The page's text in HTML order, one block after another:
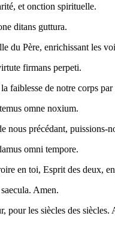
et onction spirituelle.
ditans guttura.
du Père, enrichissant les
firmans perpeti.
faiblesse de notre corps
omne noxium.
nous précédant, puissions-
omni tempore.
en toi, Esprit des deux,
Amen.
pour les siècles des siècles.